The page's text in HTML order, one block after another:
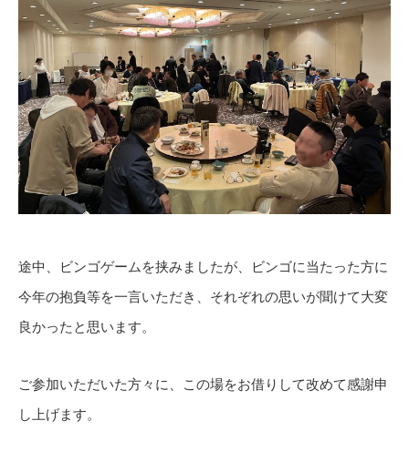
途中、ビンゴゲームを挟みましたが、ビンゴに当たった方に
今年の抱負等を一言いただき、それぞれの思いが聞けて大変
良かったと思います。
ご参加いただいた方々に、この場をお借りして改めて感謝申
し上げます。